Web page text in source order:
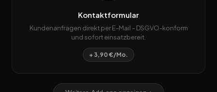
Kontaktformular
Kundenanfragen direkt per E-Mail – DSGVO-konform
und sofort einsatzbereit.
+ 3,90 €/Mo.